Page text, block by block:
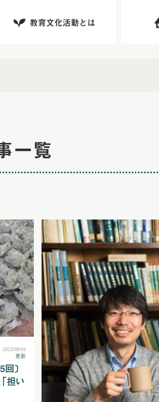
教育文化活動とは
一覧
2023/09/01
更新
〕
担い